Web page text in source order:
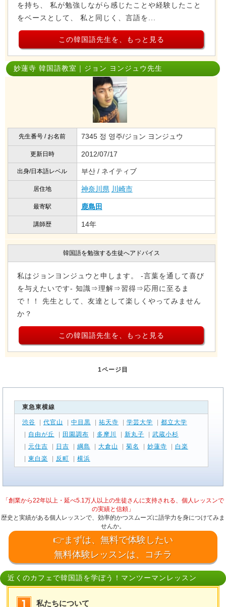
を持ち、 私が勉強しながら感じたことや経験したこと
をベースとして、 私と同じく、言語を...
この韓国語先生を、もっと見る
妙蓮寺 韓国語教室｜ジョン ヨンジュウ先生
先生番号 / お名前 7345 정 영주/ジョン ヨンジュウ
更新日時 2012/07/17
出身/日本語レベル 부산 / ネイティブ
居住地 神奈川県 川崎市
最寄駅 鹿島田
講師歴 14年
韓国語を勉強する生徒へアドバイス
私はジョンヨンジュウと申します。 -言葉を通して喜び
を与えたいです- 知識⇒理解⇒習得⇒応用に至るま
で！！ 先生として、友達として楽しくやってみません
か？
この韓国語先生を、もっと見る
1ページ目
東急東横線
渋谷 | 代官山 | 中目黒 | 祐天寺 | 学芸大学 | 都立大学
| 自由が丘 | 田園調布 | 多摩川 | 新丸子 | 武蔵小杉
| 元住吉 | 日吉 | 綱島 | 大倉山 | 菊名 | 妙蓮寺 | 白楽
| 東白楽 | 反町 | 横浜
「創業から22年以上・延べ5.1万人以上の生徒さんに支持される、個人レッスンで
の実績と信頼」
歴史と実績がある個人レッスンで、効率的かつスムーズに語学力を身につけてみま
せんか。
👉まずは、無料で体験したい
無料体験レッスンは、コチラ
近くのカフェで韓国語を学ぼう！マンツーマンレッスン
私たちについて